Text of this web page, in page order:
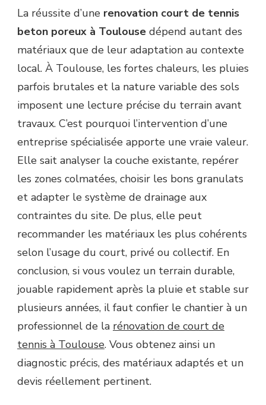
La réussite d’une renovation court de tennis
beton poreux à Toulouse dépend autant des
matériaux que de leur adaptation au contexte
local. À Toulouse, les fortes chaleurs, les pluies
parfois brutales et la nature variable des sols
imposent une lecture précise du terrain avant
travaux. C’est pourquoi l’intervention d’une
entreprise spécialisée apporte une vraie valeur.
Elle sait analyser la couche existante, repérer
les zones colmatées, choisir les bons granulats
et adapter le système de drainage aux
contraintes du site. De plus, elle peut
recommander les matériaux les plus cohérents
selon l’usage du court, privé ou collectif. En
conclusion, si vous voulez un terrain durable,
jouable rapidement après la pluie et stable sur
plusieurs années, il faut confier le chantier à un
professionnel de la rénovation de court de
tennis à Toulouse. Vous obtenez ainsi un
diagnostic précis, des matériaux adaptés et un
devis réellement pertinent.